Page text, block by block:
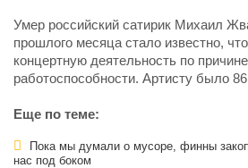
Умер российский сатирик Михаил
прошлого месяца стало известно,
концертную деятельность по
работоспособности. Артисту было 86
Еще по теме:
Пока мы думали о мусоре, финны
нас под боком